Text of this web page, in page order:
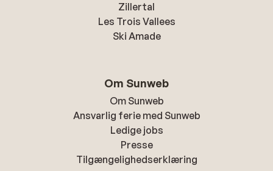
Zillertal
Les Trois Vallees
Ski Amade
Om Sunweb
Om Sunweb
Ansvarlig ferie med Sunweb
Ledige jobs
Presse
Tilgængelighedserklæring